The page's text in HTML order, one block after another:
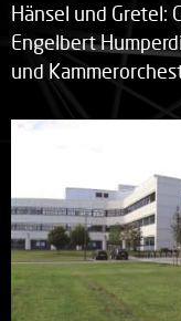
Hänsel und Gretel:
Engelbert
und